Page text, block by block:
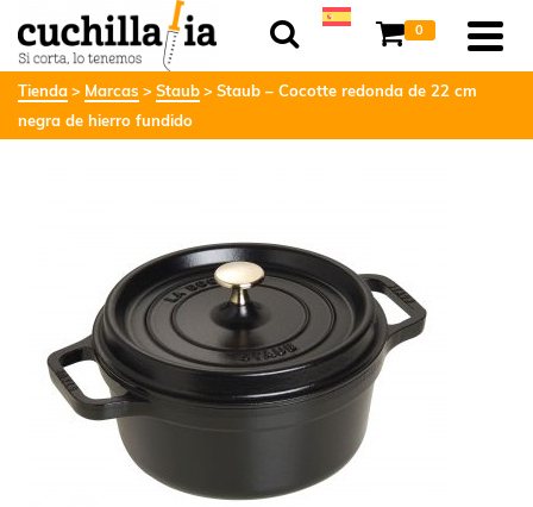
0
Tienda Marcas Staub
Staub – Cocotte redonda de 22 cm
negra de hierro fundido